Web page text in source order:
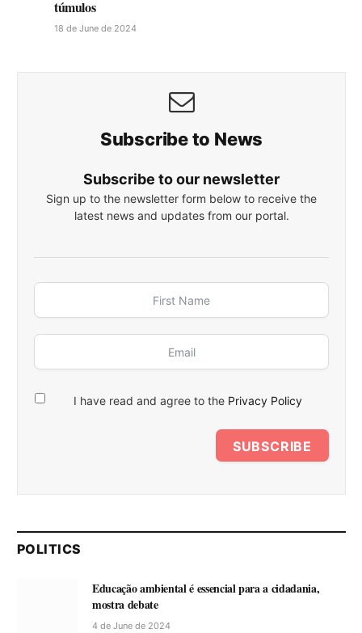
túmulos
18 de June de 2024
Subscribe to News
Subscribe to our newsletter
Sign up to the newsletter form below to receive the
latest news and updates from our portal.
I have read and agree to the Privacy Policy
SUBSCRIBE
POLITICS
Educação ambiental é essencial para a cidadania,
mostra debate
4 de June de 2024